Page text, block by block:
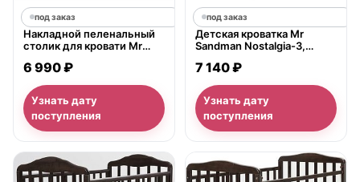
под заказ
Накладной пеленальный
столик для кровати Mr
6 990 ₽
Узнать дату
поступления
под заказ
Детская кроватка Mr
Sandman Nostalgia-3,
7 140 ₽
Узнать дату
поступления